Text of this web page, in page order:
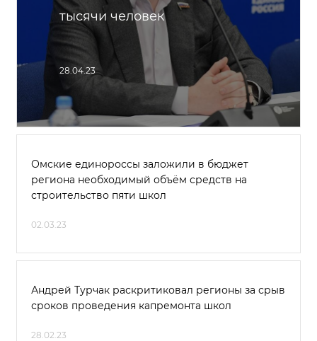
тысячи человек
28.04.23
Омские единороссы заложили в бюджет
региона необходимый объём средств на
строительство пяти школ
02.03.23
Андрей Турчак раскритиковал регионы за срыв
сроков проведения капремонта школ
28.02.23